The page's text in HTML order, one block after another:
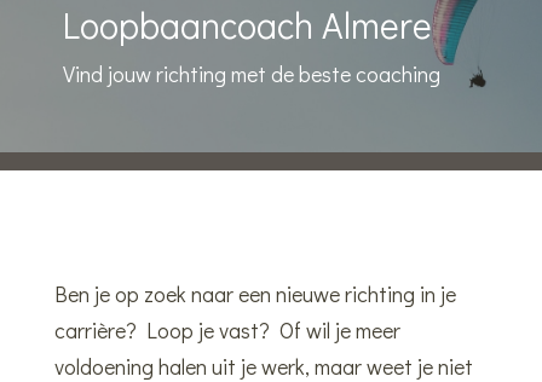
Loopbaancoach Almere
Vind jouw richting met de beste coaching
Ben je op zoek naar een nieuwe richting in je
carrière? Loop je vast? Of wil je meer
voldoening halen uit je werk, maar weet je niet